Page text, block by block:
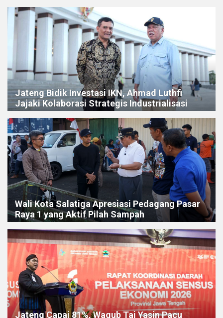
Jateng Bidik Investasi IKN, Ahmad Luthfi
Jajaki Kolaborasi Strategis Industrialisasi
Wali Kota Salatiga Apresiasi Pedagang Pasar
Raya 1 yang Aktif Pilah Sampah
Jateng Capai 81%, Wagub Taj Yasin Pacu